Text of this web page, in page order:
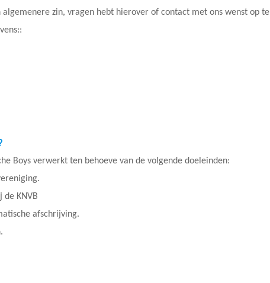
zin, vragen hebt hierover of contact met ons wenst op te
Boys verwerkt ten behoeve van de volgende doeleinden:
de KNVB
afschrijving.